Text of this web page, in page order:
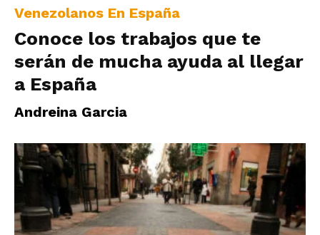
Venezolanos En España
Conoce los trabajos que te
serán de mucha ayuda al llegar
a España
Andreina Garcia